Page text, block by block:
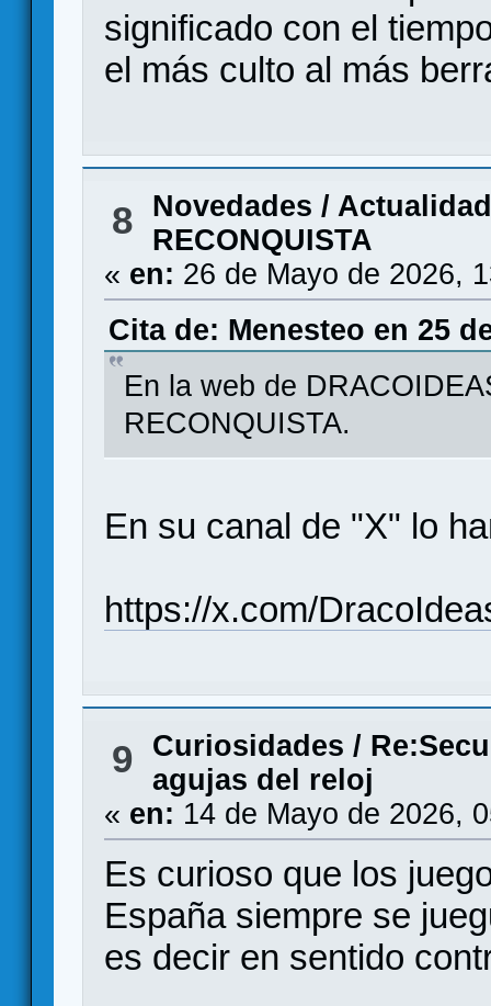
significado con el
el más culto al más
8
Novedades / Actualidad
RECONQUISTA
« en: 26 de Mayo de 2026,
Cita de: Menesteo en 25
En la web de
RECONQUISTA.
En su canal de "X" lo
https://x.com/
9 Curiosidades /
agujas del reloj
« en: 14 de Mayo de 2026,
Es curioso que los
España siempre se
es decir en sentido